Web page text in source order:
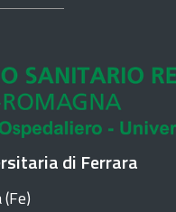
di Ferrara